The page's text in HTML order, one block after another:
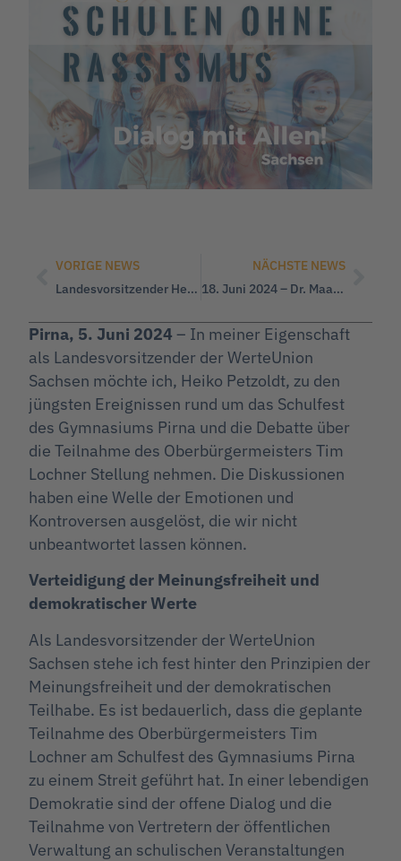
VORIGE NEWS
Landesvorsitzender Heiko Petzoldt drückt Trauer und Bestürzung über den Verlust von Polizist Rouven L. aus.
NÄCHSTE NEWS
18. Juni 2024 – Dr. Maaßen in Chemnitz! – Mit uns. Nie wieder Hetzjagdlügen!
Pirna, 5. Juni 2024 – In meiner Eigenschaft
als Landesvorsitzender der WerteUnion
Sachsen möchte ich, Heiko Petzoldt, zu den
jüngsten Ereignissen rund um das Schulfest
des Gymnasiums Pirna und die Debatte über
die Teilnahme des Oberbürgermeisters Tim
Lochner Stellung nehmen. Die Diskussionen
haben eine Welle der Emotionen und
Kontroversen ausgelöst, die wir nicht
unbeantwortet lassen können.
Verteidigung der Meinungsfreiheit und
demokratischer Werte
Als Landesvorsitzender der WerteUnion
Sachsen stehe ich fest hinter den Prinzipien der
Meinungsfreiheit und der demokratischen
Teilhabe. Es ist bedauerlich, dass die geplante
Teilnahme des Oberbürgermeisters Tim
Lochner am Schulfest des Gymnasiums Pirna
zu einem Streit geführt hat. In einer lebendigen
Demokratie sind der offene Dialog und die
Teilnahme von Vertretern der öffentlichen
Verwaltung an schulischen Veranstaltungen